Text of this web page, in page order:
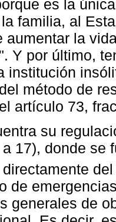
es la
familia, al
aumentar la
Y por último,
institución
método de
artículo 73,
su
17), donde se
de
generales de